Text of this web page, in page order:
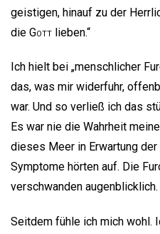
geistigen, hinauf zu der
die Gott lieben.“
Ich hielt bei „menschlicher
das, was mir widerfuhr,
war. Und so verließ ich das
Es war nie die Wahrheit
dieses Meer in Erwartung der
Symptome hörten auf. Die
verschwanden augenblicklich.
Seitdem fühle ich mich wohl.